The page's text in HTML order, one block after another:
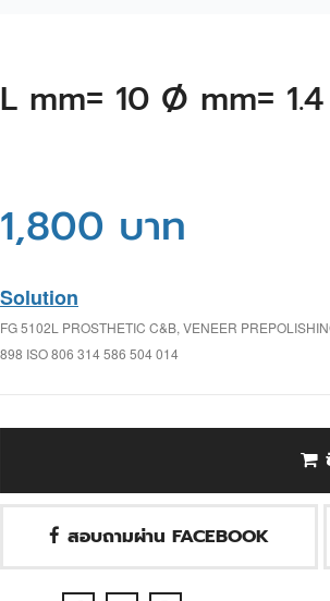
mm= 10 Ø mm=
1,800 บาท
Solution
FG 5102L PROSTHETIC C&B, VENEER
898 ISO 806 314 586 504 014
สอบถามผ่าน FACEBOOK